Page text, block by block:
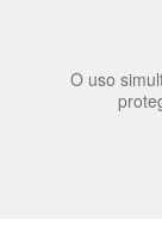
O uso